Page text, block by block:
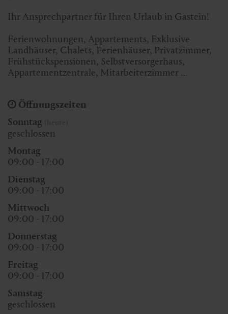
Ihr Ansprechpartner für Ihren Urlaub in Gastein!
Ferienwohnungen, Appartements, Exklusive
Landhäuser, Chalets, Ferienhäuser, Privatzimmer,
Frühstückspensionen, Selbstversorgerhaus,
Appartementzentrale, Mitarbeiterzimmer ...
Öffnungszeiten
Sonntag
geschlossen
Montag
09:00 - 17:00
Dienstag
09:00 - 17:00
Mittwoch
09:00 - 17:00
Donnerstag
09:00 - 17:00
Freitag
09:00 - 17:00
Samstag
geschlossen